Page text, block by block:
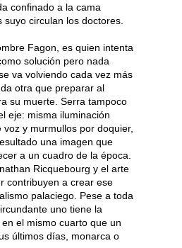
confinado a la cama
circulan los doctores.
Fagon, es quien intenta
solución pero nada
va volviendo cada vez más
otra que preparar al
su muerte. Serra tampoco
eje: misma iluminación
y murmullos por doquier,
una imagen que
a un cuadro de la época.
Ricquebourg y el arte
contribuyen a crear ese
palaciego. Pese a toda
uno tiene la
el mismo cuarto que un
últimos días, monarca o